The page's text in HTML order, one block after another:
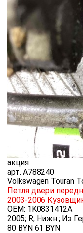
акция
арт. A788240
Volkswagen Touran
Петля двери
2003-2006
OEM: 1K0831412A
2005; R; Нижн.; Из
80 BYN 61 BYN